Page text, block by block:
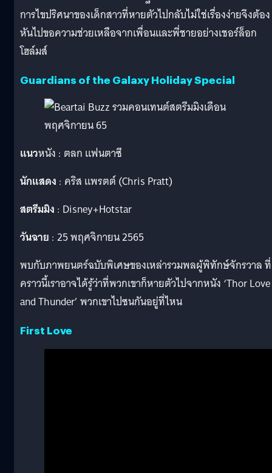
การไขปริศนาของเด็กสาวที่หายตัวไปกลับไม่ใช่เรื่องง่ายจึงต้อง
หันไปขอความช่วยเหลือจากเพื่อนและพี่ชายอย่างเชอร์ล็อก
โฮล์มส์
Guardians of the Galaxy Holiday Special
แนวหนัง : ตลก แฟนตาซี
นักแสดง : คริส แพรตต์ (Chris Pratt)
สตรีมมิง : Disney+Hotstar
วันฉาย : 25 พฤศจิกายน 2565
พบกับภาพยนตร์ฉบับพิเศษของเหล่ารวมพลผู้พิทักษ์จักรวาล ที่
คราวนี้เราอาจได้รู้ว่าที่พวกเขาก็หายตัวไปจากหนัง ‘Thor Love
and Thunder’ พวกเขาไปซนกันอยู่ที่ไหน
First Love